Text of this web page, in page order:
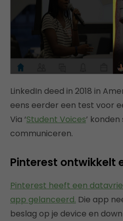
LinkedIn deed in 2018 in
eens eerder een test voor
Via ‘Student Voices’
communiceren.
Pinterest ontwikkelt
Pinterest heeft een
app gelanceerd. Die app
beslag op je device en